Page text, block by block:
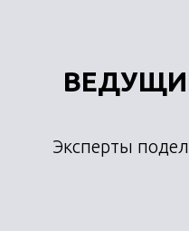
Эксперты